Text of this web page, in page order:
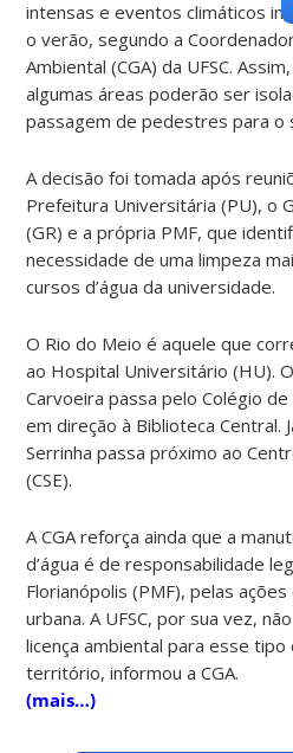
intensas e eventos climáticos
o verão, segundo a
Ambiental (CGA) da UFSC.
algumas áreas poderão ser
passagem de pedestres para o
A decisão foi tomada após
Prefeitura Universitária (PU), o
(GR) e a própria PMF, que
necessidade de uma limpeza
cursos d’água da universidade.
O Rio do Meio é aquele que
ao Hospital Universitário (HU).
Carvoeira passa pelo Colégio
em direção à Biblioteca Central.
Serrinha passa próximo ao
(CSE).
A CGA reforça ainda que a
d’água é de responsabilidade
Florianópolis (PMF), pelas
urbana. A UFSC, por sua vez,
licença ambiental para esse
território, informou a CGA.
(mais…)